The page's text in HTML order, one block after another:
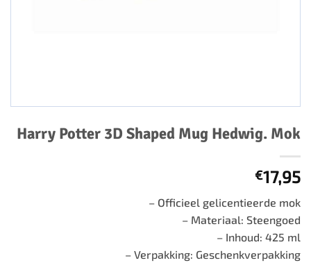
Harry Potter 3D Shaped Mug Hedwig. Mok
€17,95
– Officieel gelicentieerde mok
– Materiaal: Steengoed
– Inhoud: 425 ml
– Verpakking: Geschenkverpakking